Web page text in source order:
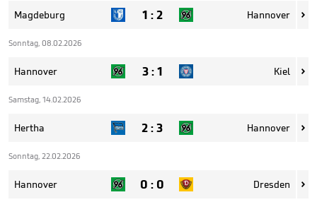
Magdeburg 1 :2 Hannover 
Sonntag, 08.02.2026
Hannover 3:1 Kiel 
Samstag, 14.02.2026
Hertha 2:3 Hannover 
Sonntag, 22.02.2026
Hannover 0 : 0 Dresden 